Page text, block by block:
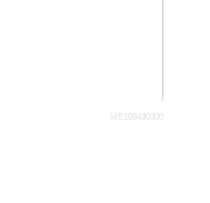
ME109490300